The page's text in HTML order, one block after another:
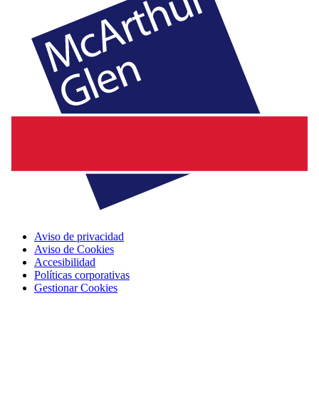
Aviso de privacidad
Aviso de Cookies
Accesibilidad
Políticas corporativas
Gestionar Cookies